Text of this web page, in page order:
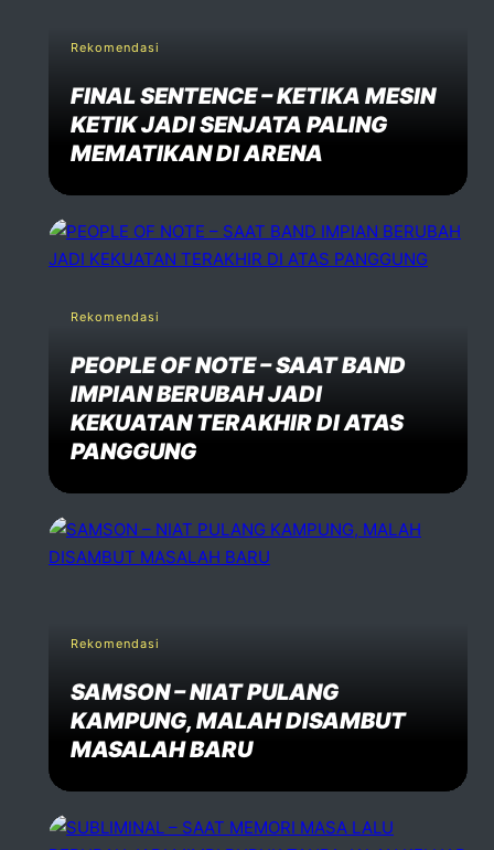
Rekomendasi
FINAL SENTENCE – KETIKA MESIN
KETIK JADI SENJATA PALING
MEMATIKAN DI ARENA
Rekomendasi
PEOPLE OF NOTE – SAAT BAND
IMPIAN BERUBAH JADI
KEKUATAN TERAKHIR DI ATAS
PANGGUNG
Rekomendasi
SAMSON – NIAT PULANG
KAMPUNG, MALAH DISAMBUT
MASALAH BARU